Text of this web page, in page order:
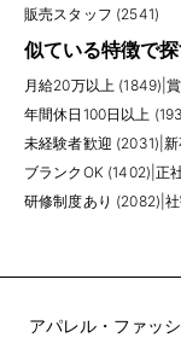
販売スタッフ (2541)
似ている特徴で
月給20万以上 (1849) |
年間休日100日以上
未経験者歓迎 (2031) |
ブランクOK (1402) |正
研修制度あり (2082) |
アパレル・ファッ